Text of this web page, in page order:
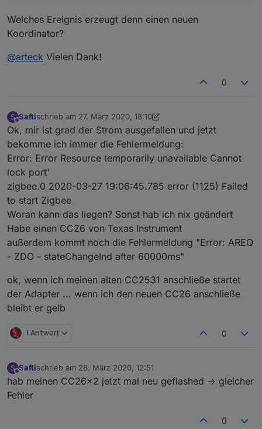
Welches Ereignis erzeugt denn einen neuen
Koordinator?
@arteck Vielen Dank!
0
S
Offline
Saftischrieb am 27. März 2020, 18:10
zuletzt editiert von Safti
Ok, mir ist grad der Strom ausgefallen und jetzt
bekomme ich immer die Fehlermeldung:
Error: Error Resource temporarily unavailable Cannot
lock port'
zigbee.0 2020-03-27 19:06:45.785 error (1125) Failed
to start Zigbee
Woran kann das liegen? Sonst hab ich nix geändert
Habe einen CC26 von Texas Instrument
außerdem kommt noch die Fehlermeldung "Error: AREQ
- ZDO - stateChangeInd after 60000ms"
ok, wenn ich meinen alten CC2531 anschließe startet
der Adapter ... wenn ich den neuen CC26 anschließe
bleibt er gelb
1 Antwort 0
S
Offline
Saftischrieb am 28. März 2020, 12:51
zuletzt editiert von
hab meinen CC26x2 jetzt mal neu geflashed -> gleicher
Fehler
0